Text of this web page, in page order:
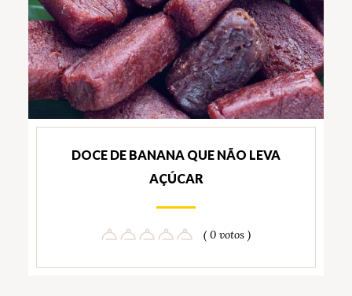
DOCE DE BANANA QUE NÃO LEVA
AÇÚCAR
( 0 votos )